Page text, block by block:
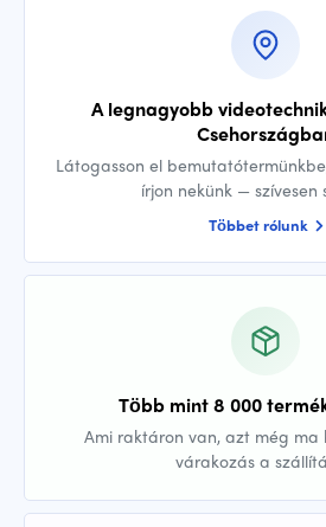
A legnagyobb
Látogasson el
írjon nekünk — szívesen
Többet rólunk
Több mint 8 000
Ami raktáron van, azt még ma
várakozás a